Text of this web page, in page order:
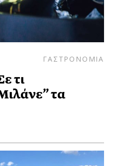
ΓΑΣΤΡΟΝΟΜΙΑ
τι
τα